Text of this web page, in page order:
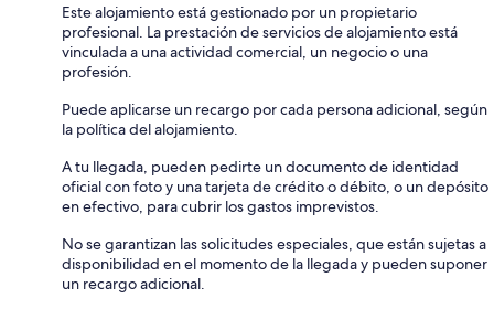
Este alojamiento está gestionado por un propietario
profesional. La prestación de servicios de alojamiento está
vinculada a una actividad comercial, un negocio o una
profesión.
Puede aplicarse un recargo por cada persona adicional, según
la política del alojamiento.
A tu llegada, pueden pedirte un documento de identidad
oficial con foto y una tarjeta de crédito o débito, o un depósito
en efectivo, para cubrir los gastos imprevistos.
No se garantizan las solicitudes especiales, que están sujetas a
disponibilidad en el momento de la llegada y pueden suponer
un recargo adicional.